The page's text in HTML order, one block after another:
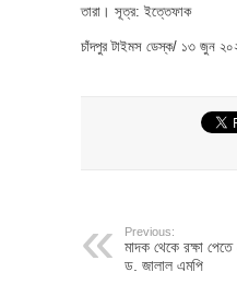
তারা। সূত্র: ইত্তেফাক
চাঁদপুর টাইমস ডেস্ক/ ১৩ জুন
Previous:
মাদক থেকে রক্ষা
ড. জালাল এমপি